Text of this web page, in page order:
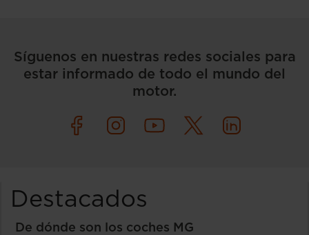
Síguenos en nuestras redes sociales para
estar informado de todo el mundo del
motor.
Destacados
De dónde son los coches MG